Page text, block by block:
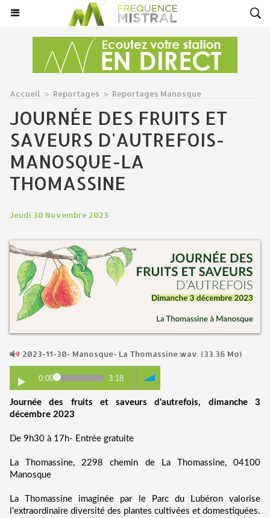
Accueil > Reportages > Reportages Manosque
JOURNÉE DES FRUITS ET
SAVEURS D'AUTREFOIS-
MANOSQUE-LA
THOMASSINE
Jeudi 30 Novembre 2023
2023-11-30- Manosque- La Thomassine.wav (33.36 Mo)
0:00 3:18
Journée des fruits et saveurs d'autrefois, dimanche 3
décembre 2023
De 9h30 à 17h- Entrée gratuite
La Thomassine, 2298 chemin de La Thomassine, 04100
Manosque
La Thomassine imaginée par le Parc du Lubéron valorise
l’extraordinaire diversité des plantes cultivées et domestiquées.